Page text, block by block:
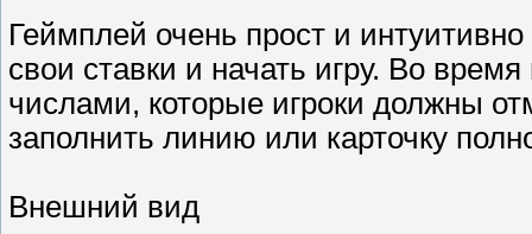
Геймплей очень прост и
свои ставки и начать игру. Во
числами, которые игроки должны
заполнить линию или карточку
Внешний вид